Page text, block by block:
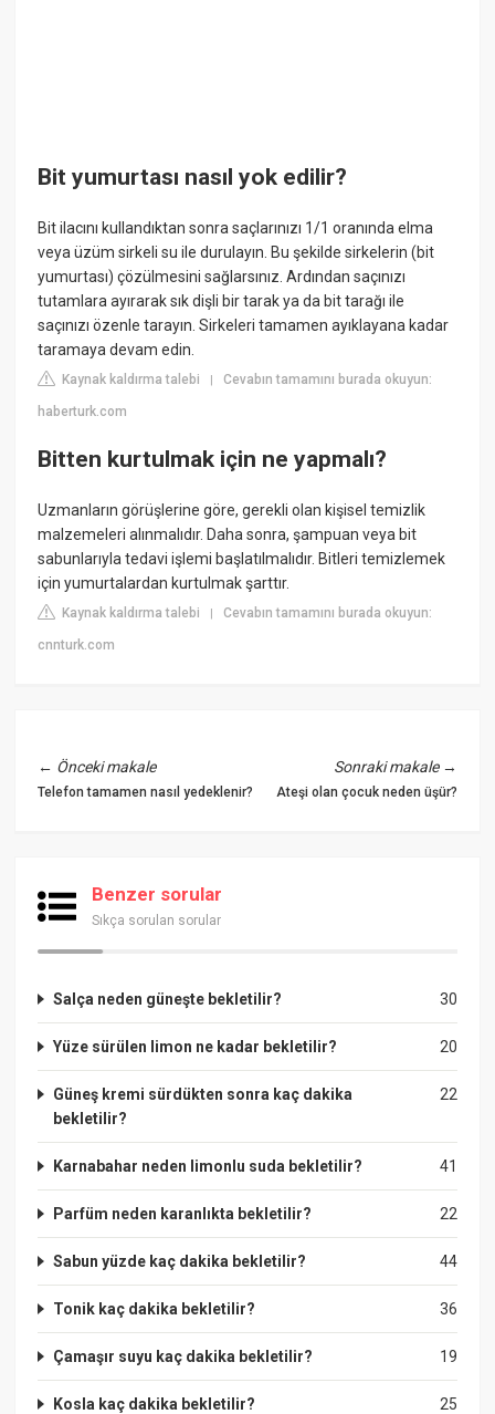
Bit yumurtası nasıl yok edilir?
Bit ilacını kullandıktan sonra saçlarınızı 1/1 oranında elma
veya üzüm sirkeli su ile durulayın. Bu şekilde sirkelerin (bit
yumurtası) çözülmesini sağlarsınız. Ardından saçınızı
tutamlara ayırarak sık dişli bir tarak ya da bit tarağı ile
saçınızı özenle tarayın. Sirkeleri tamamen ayıklayana kadar
taramaya devam edin.
Kaynak kaldırma talebi |Cevabın tamamını burada okuyun:
haberturk.com
Bitten kurtulmak için ne yapmalı?
Uzmanların görüşlerine göre, gerekli olan kişisel temizlik
malzemeleri alınmalıdır. Daha sonra, şampuan veya bit
sabunlarıyla tedavi işlemi başlatılmalıdır. Bitleri temizlemek
için yumurtalardan kurtulmak şarttır.
Kaynak kaldırma talebi |Cevabın tamamını burada okuyun:
cnnturk.com
← Önceki makale
Telefon tamamen nasıl yedeklenir?
Sonraki makale→
Ateşi olan çocuk neden üşür?
Benzer sorular
Sıkça sorulan sorular
30
Salça neden güneşte bekletilir?
20
Yüze sürülen limon ne kadar bekletilir?
22
Güneş kremi sürdükten sonra kaç dakika
bekletilir?
41
Karnabahar neden limonlu suda bekletilir?
22
Parfüm neden karanlıkta bekletilir?
44
Sabun yüzde kaç dakika bekletilir?
36
Tonik kaç dakika bekletilir?
19
Çamaşır suyu kaç dakika bekletilir?
25
Kosla kaç dakika bekletilir?